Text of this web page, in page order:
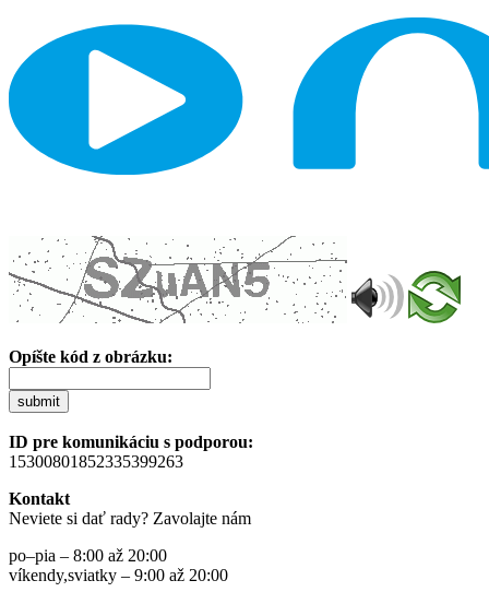
Opíšte kód z obrázku:
submit
ID pre komunikáciu s podporou:
15300801852335399263
Kontakt
Neviete si dať rady? Zavolajte nám
po–pia – 8:00 až 20:00
víkendy,sviatky – 9:00 až 20:00